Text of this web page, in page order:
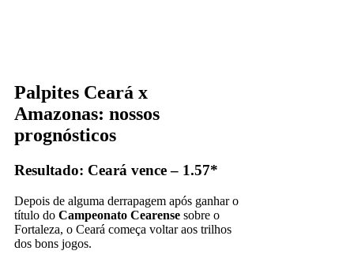
Palpites Ceará x
Amazonas: nossos
prognósticos
Resultado: Ceará vence – 1.57*
Depois de alguma derrapagem após ganhar o
título do Campeonato Cearense sobre o
Fortaleza, o Ceará começa voltar aos trilhos
dos bons jogos.